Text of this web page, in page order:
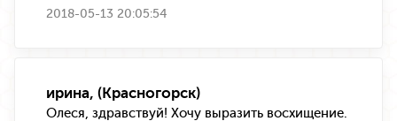
2018-05-13 20:05:54
ирина, (Красногорск)
Олеся, здравствуй! Хочу выразить восхищение.